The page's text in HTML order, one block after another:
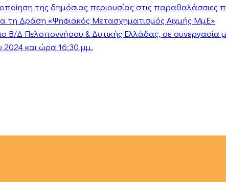
της δημόσιας περιουσίας στις παραθαλάσσιες
τη Δράση «Ψηφιακός Μετασχηματισμός Αιχμής ΜμΕ»
Β/Δ Πελοποννήσου & Δυτικής Ελλάδας, σε
και ώρα 16:30 μμ.